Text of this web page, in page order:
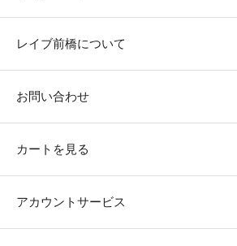
レイブ前橋について
お問い合わせ
カートを見る
アカウントサービス